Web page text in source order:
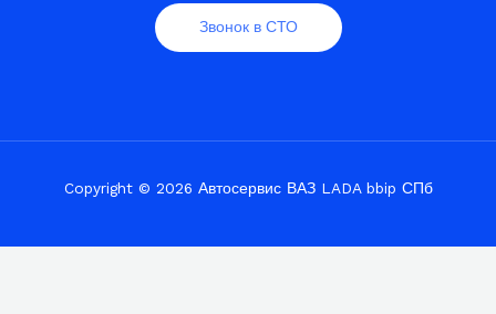
Звонок в СТО
Copyright © 2026 Автосервис ВАЗ LADA bbip СПб